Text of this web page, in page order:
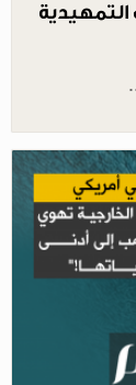
التمهيدية